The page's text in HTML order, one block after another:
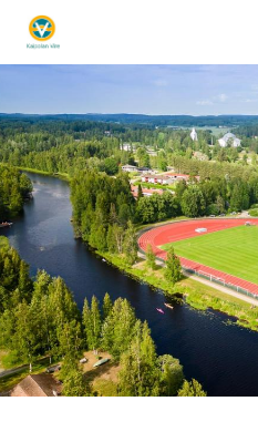
Siirry
sivun
sisältöön
Kaipolan Vire